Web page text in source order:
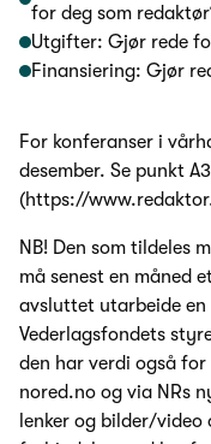
for deg som
Utgifter: Gjør rede
Finansiering: Gjør
For konferanser i
desember. Se punkt
(https://
NB! Den som tildeles
må senest en måned
avsluttet utarbeide en
Vederlagsfondets
den har verdi også
nored.no og via NRs
lenker og bilder/